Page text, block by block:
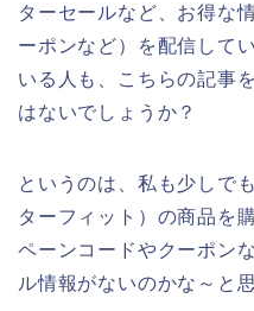
ターセールなど、お得な
ーポンなど）を配信して
いる人も、こちらの記事
はないでしょうか？
というのは、私も少しで
ターフィット）の商品を
ペーンコードやクーポン
ル情報がないのかな～と